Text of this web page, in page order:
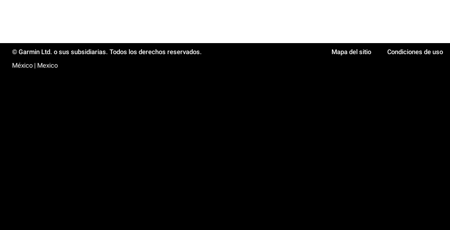
© Garmin Ltd. o sus subsidiarias. Todos los derechos reservados. Mapa del sitio Condiciones de uso
México | Mexico